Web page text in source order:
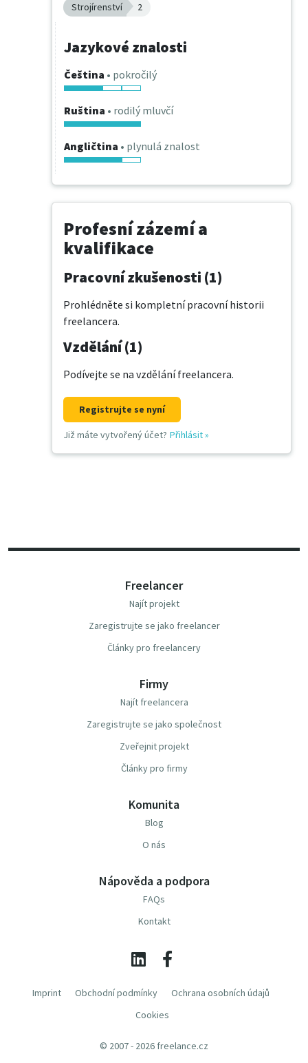
Strojírenství 2
Jazykové znalosti
Čeština • pokročilý
Ruština • rodilý mluvčí
Angličtina • plynulá znalost
Profesní zázemí a
kvalifikace
Pracovní zkušenosti (1)
Prohlédněte si kompletní pracovní historii
freelancera.
Vzdělání (1)
Podívejte se na vzdělání freelancera.
Registrujte se nyní
Již máte vytvořený účet? Přihlásit»
Freelancer
Najít projekt
Zaregistrujte se jako freelancer
Články pro freelancery
Firmy
Najít freelancera
Zaregistrujte se jako společnost
Zveřejnit projekt
Články pro firmy
Komunita
Blog
O nás
Nápověda a podpora
FAQs
Kontakt
Imprint Obchodní podmínky
Ochrana osobních údajů
Cookies
© 2007 - 2026 freelance.cz